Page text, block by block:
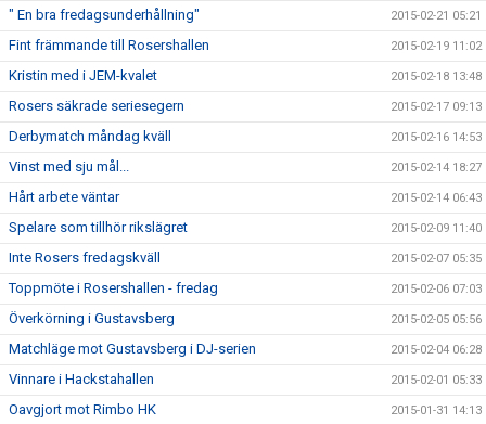
" En bra fredagsunderhållning" 2015-02-21 05:21
Fint främmande till Rosershallen 2015-02-19 11:02
Kristin med i JEM-kvalet 2015-02-18 13:48
Rosers säkrade seriesegern 2015-02-17 09:13
Derbymatch måndag kväll 2015-02-16 14:53
Vinst med sju mål... 2015-02-14 18:27
Hårt arbete väntar 2015-02-14 06:43
Spelare som tillhör rikslägret 2015-02-09 11:40
Inte Rosers fredagskväll 2015-02-07 05:35
Toppmöte i Rosershallen - fredag 2015-02-06 07:03
Överkörning i Gustavsberg 2015-02-05 05:56
Matchläge mot Gustavsberg i DJ-serien 2015-02-04 06:28
Vinnare i Hackstahallen 2015-02-01 05:33
Oavgjort mot Rimbo HK 2015-01-31 14:13